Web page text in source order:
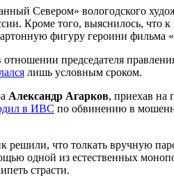
Севером» вологодского
Кроме того, выяснилось, что
фигуру героини фильма
председателя
лишь условным сроком.
Александр Агарков, приехав на
в ИВС по обвинению в
что толкать вручную
одной из естественных
страсти.